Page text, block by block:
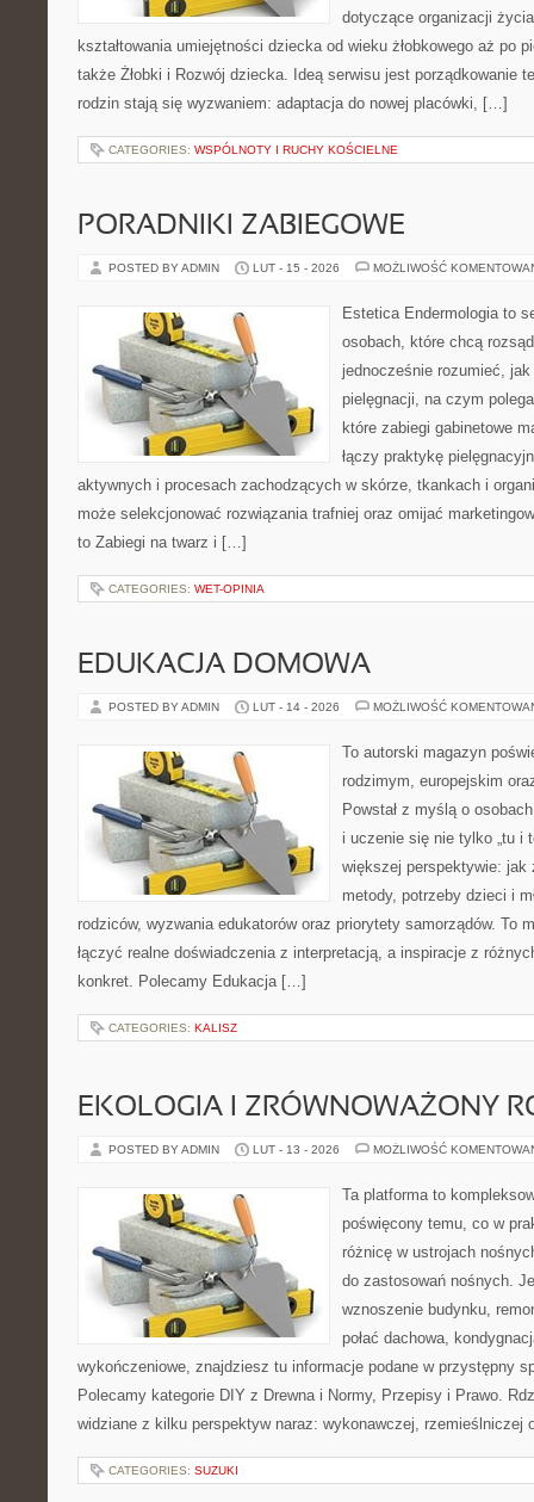
dotyczące organizacji
kształtowania umiejętności dziecka od wieku żłobkowego aż po
także Żłobki i Rozwój dziecka. Ideą serwisu jest porządkowanie
rodzin stają się wyzwaniem: adaptacja do nowej placówki, […]
CATEGORIES: WSPÓLNOTY I RUCHY KOŚCIELNE
PORADNIKI ZABIEGOWE
POSTED BY ADMIN LUT - 15 - 2026 MOŻLIWOŚĆ
Estetica Endermologia to
osobach, które chcą
jednocześnie rozumieć, jak
pielęgnacji, na czym
które zabiegi gabinetowe
łączy praktykę
aktywnych i procesach zachodzących w skórze, tkankach i
może selekcjonować rozwiązania trafniej oraz omijać
to Zabiegi na twarz i […]
CATEGORIES: WET-OPINIA
EDUKACJA DOMOWA
POSTED BY ADMIN LUT - 14 - 2026 MOŻLIWOŚĆ
To autorski magazyn
rodzimym, europejskim
Powstał z myślą o
i uczenie się nie tylko „tu i
większej perspektywie: jak
metody, potrzeby dzieci i
rodziców, wyzwania edukatorów oraz priorytety samorządów. To
łączyć realne doświadczenia z interpretacją, a inspiracje z
konkret. Polecamy Edukacja […]
CATEGORIES: KALISZ
EKOLOGIA I ZRÓWNOWAŻONY
POSTED BY ADMIN LUT - 13 - 2026 MOŻLIWOŚĆ
Ta platforma to
poświęcony temu, co w
różnicę w ustrojach
do zastosowań nośnych.
wznoszenie budynku,
połać dachowa,
wykończeniowe, znajdziesz tu informacje podane w przystępny
Polecamy kategorie DIY z Drewna i Normy, Przepisy i Prawo.
widziane z kilku perspektyw naraz: wykonawczej, rzemieślniczej
CATEGORIES: SUZUKI